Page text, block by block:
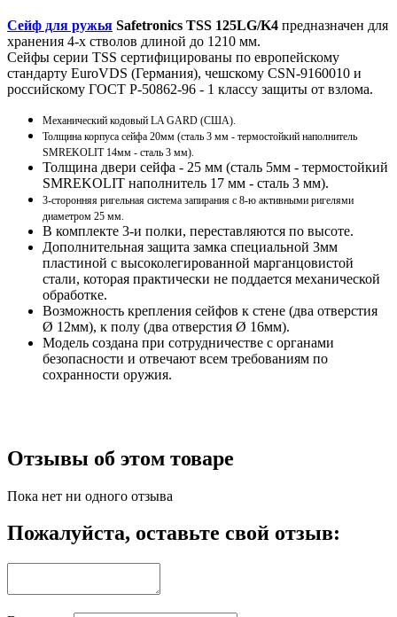
Сейф для ружья Safetronics TSS 125LG/K4 предназначен для
хранения 4-х стволов длиной до 1210 мм.
Сейфы серии TSS сертифицированы по европейскому
стандарту EuroVDS (Германия), чешскому CSN-9160010 и
российскому ГОСТ Р-50862-96 - 1 классу защиты от взлома.
Механический кодовый LA GARD (США).
Толщина корпуса сейфа 20мм (сталь 3 мм - термостойкий наполнитель
SMREKOLIT 14мм - сталь 3 мм).
Толщина двери сейфа - 25 мм (сталь 5мм - термостойкий
SMREKOLIT наполнитель 17 мм - сталь 3 мм).
3-сторонняя ригельная система запирания с 8-ю активными ригелями
диаметром 25 мм.
В комплекте 3-и полки, переставляются по высоте.
Дополнительная защита замка специальной 3мм
пластиной с высоколегированной марганцовистой
стали, которая практически не поддается механической
обработке.
Возможность крепления сейфов к стене (два отверстия
Ø 12мм), к полу (два отверстия Ø 16мм).
Модель создана при сотрудничестве с органами
безопасности и отвечают всем требованиям по
сохранности оружия.
Отзывы об этом товаре
Пока нет ни одного отзыва
Пожалуйста, оставьте свой отзыв: